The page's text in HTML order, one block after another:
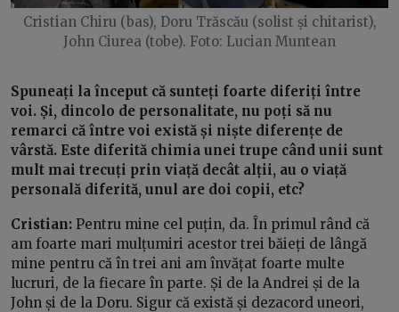
Cristian Chiru (bas), Doru Trăscău (solist și chitarist),
John Ciurea (tobe). Foto: Lucian Muntean
Spuneați la început că sunteți foarte diferiți între
voi. Și, dincolo de personalitate, nu poți să nu
remarci că între voi există și niște diferențe de
vârstă. Este diferită chimia unei trupe când unii sunt
mult mai trecuți prin viață decât alții, au o viață
personală diferită, unul are doi copii, etc?
Cristian: Pentru mine cel puțin, da. În primul rând că
am foarte mari mulțumiri acestor trei băieți de lângă
mine pentru că în trei ani am învățat foarte multe
lucruri, de la fiecare în parte. Și de la Andrei și de la
John și de la Doru. Sigur că există și dezacord uneori,